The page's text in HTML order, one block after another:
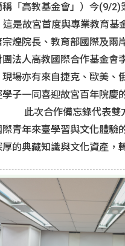
稱「高教基金會」）今(9/
是故宮首度與專業教育基
宗煌院長、教育部國際及兩
團法人高教國際合作基金會
現場亦有來自捷克、歐美、
學子一同喜迎故宮百年院慶
此次合作備忘錄代表雙
際青年來臺學習與文化體驗
厚的典藏知識與文化資產，